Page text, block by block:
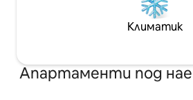
Климатик
Апартаменти под